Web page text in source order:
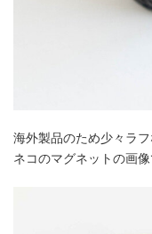
海外製品のため少々ラ
ネコのマグネットの画像